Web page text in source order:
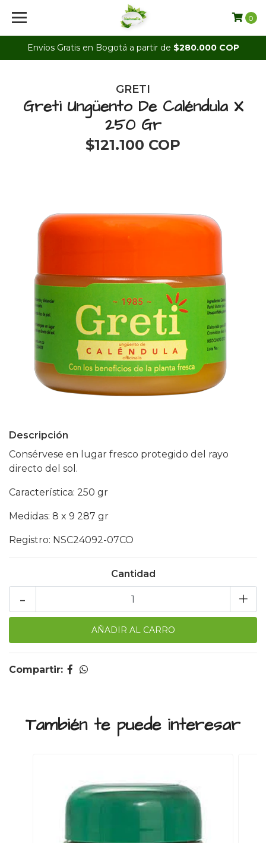
Envíos Gratis en Bogotá a partir de $280.000 COP
0
GRETI
Greti Ungüento De Caléndula X
250 Gr
$121.100 COP
Descripción
Consérvese en lugar fresco protegido del rayo
directo del sol.
Característica: 250 gr
Medidas: 8 x 9 287 gr
Registro: NSC24092-07CO
Cantidad
+
-
Compartir:
También te puede interesar